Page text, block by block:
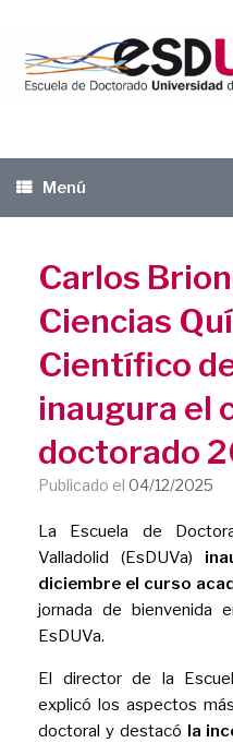
contenido
Menú
Carlos
Ciencias
Científico
inaugura el
doctorado
Publicado el 04/12/2025
La Escuela de
Valladolid (EsDUVa)
diciembre el curso
jornada de bienvenida
EsDUVa.
El director de la
explicó los aspectos
doctoral y destacó la